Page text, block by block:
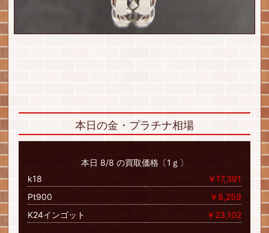
本日の金・プラチナ相場
本日 8/8 の買取価格〔1ｇ〕
k18
￥17,391
Pt900
￥8,259
K24インゴット
￥23,102